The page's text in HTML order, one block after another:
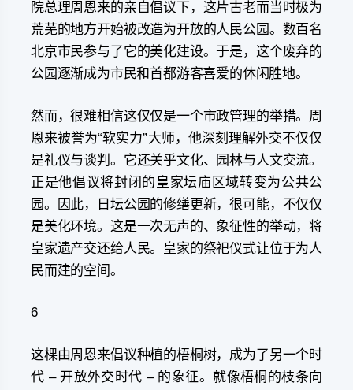
院总理周恩来的亲自倡议下，这片古老而当时极为
荒芜的地方开始被改造为开放的人民公园。数百名
北京市民参与了它的美化建设。于是，这个废弃的
公园逐渐成为市民和首都游客喜爱的休闲胜地。
然而，很难相信这仅仅是一个市政管理的举措。周
恩来被誉为“软实力”大师，他深刻理解外交不仅仅
是礼仪与谈判。它还关乎文化、园林与人文交流。
正是他倡议将封闭的皇家坛庙区域转变为公共公
园。因此，日坛公园的修缮更新，很可能，不仅仅
是美化环境。这是一次无声的、象征性的举动，将
皇家遗产交还给人民。皇家的祭祀仪式让位于为人
民而建的空间。
6
这棵由周恩来倡议种植的梧桐树，成为了另一个时
代 – 开放外交时代 – 的象征。就像梧桐的枝条向